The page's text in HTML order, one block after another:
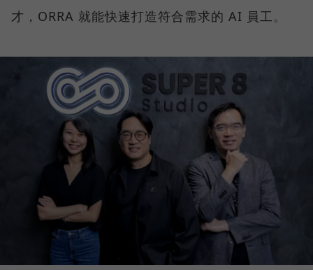
才，ORRA 就能快速打造符合需求的 AI 員工。